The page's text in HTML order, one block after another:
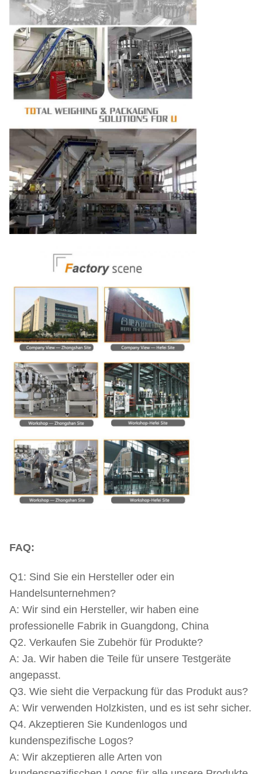
FAQ:
Q1: Sind Sie ein Hersteller oder ein
Handelsunternehmen?
A: Wir sind ein Hersteller, wir haben eine
professionelle Fabrik in Guangdong, China
Q2. Verkaufen Sie Zubehör für Produkte?
A: Ja. Wir haben die Teile für unsere Testgeräte
angepasst.
Q3. Wie sieht die Verpackung für das Produkt aus?
A: Wir verwenden Holzkisten, und es ist sehr sicher.
Q4. Akzeptieren Sie Kundenlogos und
kundenspezifische Logos?
A: Wir akzeptieren alle Arten von